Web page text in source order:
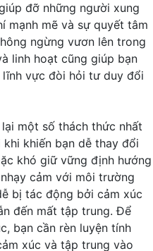
đỡ những người xung
mạnh mẽ và sự quyết tâm
ngừng vươn lên trong
linh hoạt cũng giúp bạn
vực đòi hỏi tư duy đổi
một số thách thức nhất
khiến bạn dễ thay đổi
khó giữ vững định hướng
cảm với môi trường
bị tác động bởi cảm xúc
đến mất tập trung. Để
bạn cần rèn luyện tính
xúc và tập trung vào